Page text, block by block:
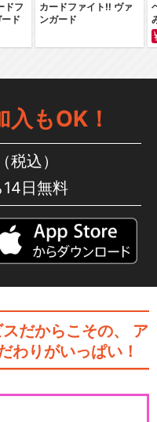
ドフ
ド
カードファイト‼ ヴァ
ンガード
もOK！
税込）
日無料
だからこその、
ア
わりがいっぱい！